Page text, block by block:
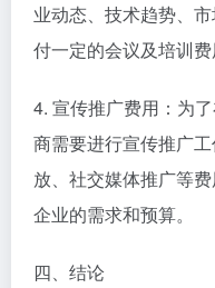
业动态、技术趋势、
付一定的会议及培训费
4. 宣传推广费用：为
商需要进行宣传推广
放、社交媒体推广等
企业的需求和预算。
四、结论